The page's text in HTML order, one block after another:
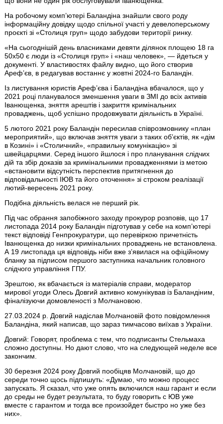
На робочому комп’ютері Баландіна знайшли свого роду
інформаційну довідку щодо спільної участі у девелоперському
проєкті зі «Столиця груп» щодо забудови території ринку.
«На сьогоднішій день власниками девяти ділянок площею 18 га
50х50 є люди із «Столиця груп» і «наш человек», — йдеться у
документі. У властивостях файлу видно, що його створив
Арефʼєв, в редагував востаннє у жовтні 2024-го Баландін.
Із листування юристів Арефʼєва і Баландіна вбачалося, що у
2021 році планувалося зменшення уваги в ЗМІ до всіх активів
Іванющенка, зняття арештів і закриття кримінальних
проваджень, щоб успішно продовжувати діяльність в Україні.
5 лютого 2021 року Баландін пересилав співрозмовнику «план
мероприятий», що включав зняття уваги з таких обʼєктів, як «дім
в Козині» і «Столичний», «правильну комунікацію» зі
швейцарцями. Серед іншого йшлося і про планування слідчих
дій та збір доказів за кримінальними провадженнями із метою
«встановити відсутність перспектив притягнення до
відповідальності ІЮВ та його оточення» зі строком реалізації
лютий-вересень 2021 року.
Подібна діяльність велася не перший рік.
Під час обрання запобіжного заходу прокурор розповів, що 17
листопада 2014 року Баландін підготував у себе на компʼютері
текст відповіді Генпрокуратури, що перевіркою причетність
Іванющенка до низки кримінальних проваджень не встановлена.
А 19 листопада ця відповідь ніби вже зʼявилася на офіційному
бланку за підписом першого заступника начальник головного
слідчого управління ГПУ.
Зрештою, як вбачається із матеріалів справи, модератор
мирової угоди Олесь Довгий активно комунікував із Баландіним,
фіналізуючи домовленості з Молчановою.
27.03.2024 р. Довгий надіслав Молчановій фото повідомлення
Баландіна, який написав, що зараз тимчасово виїхав з України.
Довгий: Говорят, проблема с тем, что подписанты Стельмаха
сложно доступны. Но дают слово, что на следующей неделе все
закончим.
30 березня 2024 року Довгий пообіцяв Молчановій, що до
середи точно щось підпишуть: «Думаю, что можно процесс
запускать. Я сказал, что уже опять включился наш гарант и если
до среды не будет результата, то буду говорить с ЮВ уже
вместе с гарантом и тогда все произойдет быстро но уже без
них».